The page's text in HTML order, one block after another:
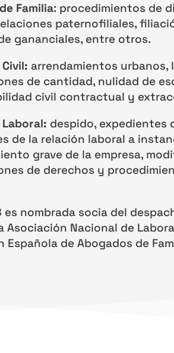
Familia: procedimientos de
paternofiliales,
gananciales, entre otros.
arrendamientos
de cantidad, nulidad de
civil contractual y
despido, expedientes
de la relación laboral a
grave de la empresa,
de derechos y
es nombrada socia del
Asociación Nacional de
Española de Abogados de